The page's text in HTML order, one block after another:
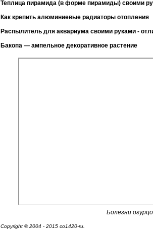
Теплица пирамида (в форме пирамиды) своими
Как крепить алюминиевые радиаторы отопления
Распылитель для аквариума своими руками -
Бакопа — ампельное декоративное растение
Как сражаться в теплице с вредителями огурцов
Болезни оранжерейных огурцов
Ранние разновидности огурцов для теплицы
Все о выращивании огурцов в теплице
Лучшие вида огурцов для теплиц
Болезни и вредители орхидей
Лучшие сорта огурцов для крыма
Болезни огурцов в теплице.
Выращивании огурцов в теплице
Как увеличиться огурцы в теплице из
Где станем растить огурцы?
Полезные диспуты садоводам-огородникам
Огурцы. Заболевания и вредители
Выращивание и уход за огурцами в теплице
Сроки посева огурцов в теплице
Сорта огурцов для теплиц
Признаки и меры регаты с заболеваниями огурцов
Технология выкармливания огурцов в теплице
Огурцы - как получить большой урожай
Орхидея фаленопсис, уход за орхидеей в
Болезни и вредители лилии и борьба с ними
Самые прославленные вредители огурцов
Выращивание огурцов в теплице — советы
Болезни фаленопсиса и их лечение на фото
Выращивание огурцов в теплице: Высадка, Уход,
Болезни
Copyright © 2004 - 2015 co1420-ru.